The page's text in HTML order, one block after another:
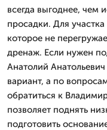
всегда выгоднее, чем
просадки. Для
которое не
дренаж. Если нужен
Анатолий
вариант, а по
обратиться к
позволяет поднять
подготовить